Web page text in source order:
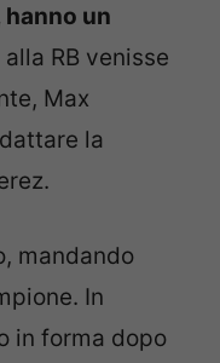
un
alla RB venisse
Max
la
mandando
In
in forma dopo